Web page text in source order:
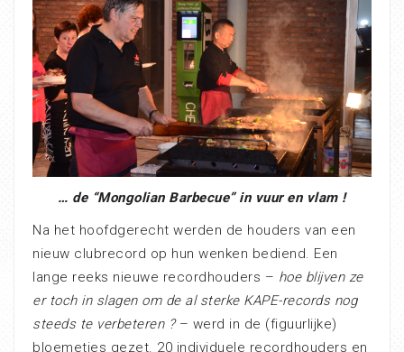
… de “Mongolian Barbecue” in vuur en vlam !
Na het hoofdgerecht werden de houders van een
nieuw clubrecord op hun wenken bediend. Een
lange reeks nieuwe recordhouders – hoe blijven ze
er toch in slagen om de al sterke KAPE-records nog
steeds te verbeteren ?– werd in de (figuurlijke)
bloemetjes gezet. 20 individuele recordhouders en